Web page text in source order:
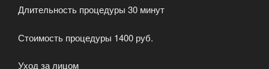
Длительность процедуры 30 минут
Стоимость процедуры 1400 руб.
Уход за лицом